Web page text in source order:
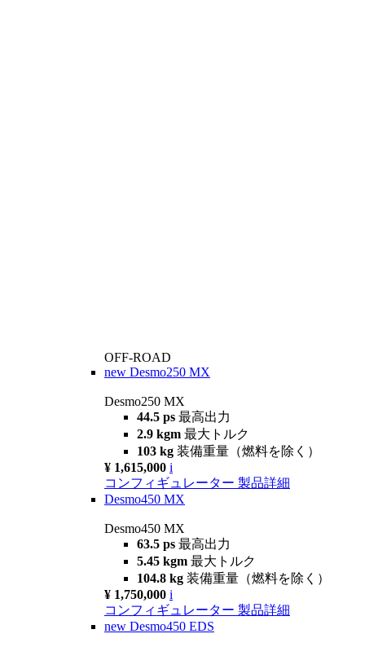
OFF-ROAD
new Desmo250 MX
Desmo250 MX
44.5 ps 最高出力
2.9 kgm 最大トルク
103 kg 装備重量（燃料を除く）
¥ 1,615,000 i
コンフィギュレーター 製品詳細
Desmo450 MX
Desmo450 MX
63.5 ps 最高出力
5.45 kgm 最大トルク
104.8 kg 装備重量（燃料を除く）
¥ 1,750,000 i
コンフィギュレーター 製品詳細
new Desmo450 EDS